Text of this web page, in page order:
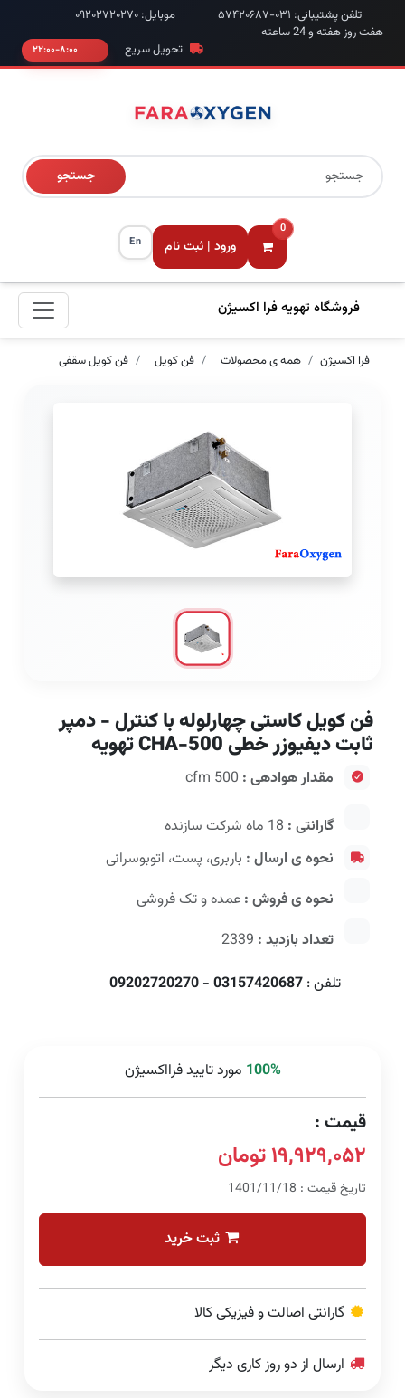
تلفن پشتیبانی: ۰۳۱-۵۷۴۲۰۶۸۷
موبایل: ۰۹۲۰۲۷۲۰۲۷۰
هفت روز هفته و 24 ساعته
تحویل سریع
جستجو
0
ورود | ثبت نام En
فروشگاه تهویه فرا اکسیژن
فرا اکسیژن همه ی محصولات فن کویل فن کویل سقفی
فن کویل کاستی چهارلوله با کنترل - دمپر
ثابت دیفیوزر خطی CHA-500 تهویه
مقدار هوادهی :
گارانتی :
نحوه ی ارسال : باربری، پست، اتوبوسرانی
نحوه ی فروش : عمده و تک فروشی
تعداد بازدید :
تلفن : 03157420687 - 09202720270
100% مورد تایید فرااکسیژن
قیمت :
۱۹,۹۲۹,۰۵۲ تومان
تاریخ قیمت : 1401/11/18
ثبت خرید
گارانتی اصالت و فیزیکی کالا
ارسال از دو روز کاری دیگر